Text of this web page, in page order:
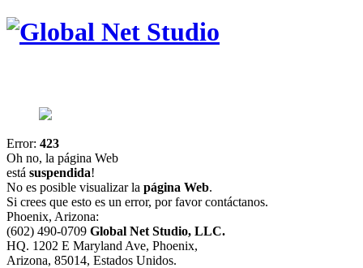
Error: 423
Oh no, la página Web
está suspendida!
No es posible visualizar la página Web.
Si crees que esto es un error, por favor contáctanos.
Phoenix, Arizona:
(602) 490-0709 Global Net Studio, LLC.
HQ. 1202 E Maryland Ave, Phoenix,
Arizona, 85014, Estados Unidos.